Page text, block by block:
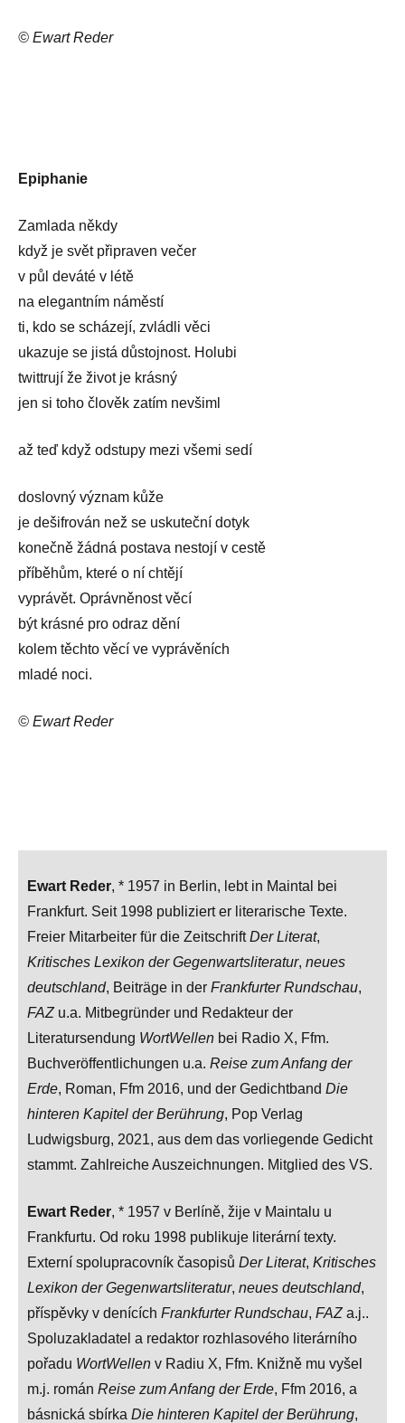
© Ewart Reder
Epiphanie
Zamlada někdy
když je svět připraven večer
v půl deváté v létě
na elegantním náměstí
ti, kdo se scházejí, zvládli věci
ukazuje se jistá důstojnost. Holubi
twittrují že život je krásný
jen si toho člověk zatím nevšiml
až teď když odstupy mezi všemi sedí
doslovný význam kůže
je dešifrován než se uskuteční dotyk
konečně žádná postava nestojí v cestě
příběhům, které o ní chtějí
vyprávět. Oprávněnost věcí
být krásné pro odraz dění
kolem těchto věcí ve vyprávěních
mladé noci.
© Ewart Reder
Ewart Reder, * 1957 in Berlin, lebt in Maintal bei
Frankfurt. Seit 1998 publiziert er literarische Texte.
Freier Mitarbeiter für die ZeitschriftDer Literat,
Kritisches Lexikon der Gegenwartsliteratur, neues
deutschland, Beiträge in der Frankfurter Rundschau,
FAZu.a. Mitbegründer und Redakteur der
Literatursendung WortWellen bei Radio X, Ffm.
Buchveröffentlichungen u.a. Reise zum Anfang der
Erde, Roman, Ffm 2016, und der Gedichtband Die
hinteren Kapitel der Berührung, Pop Verlag
Ludwigsburg, 2021, aus dem das vorliegende Gedicht
stammt. Zahlreiche Auszeichnungen. Mitglied des VS.
Ewart Reder, * 1957 v Berlíně, žije v Maintalu u
Frankfurtu. Od roku 1998 publikuje literární texty.
Externí spolupracovník časopisů Der Literat, Kritisches
Lexikon der Gegenwartsliteratur, neues deutschland,
příspěvky v denících Frankfurter Rundschau, FAZa.j..
Spoluzakladatel a redaktor rozhlasového literárního
pořadu WortWellen v Radiu X, Ffm. Knižně mu vyšel
m.j. román Reise zum Anfang der Erde, Ffm 2016, a
básnická sbírka Die hinteren Kapitel der Berührung,